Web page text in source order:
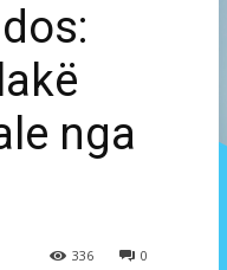
nga
0
336